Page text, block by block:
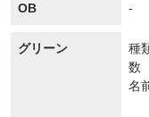
OB -
グリーン 種
数
名